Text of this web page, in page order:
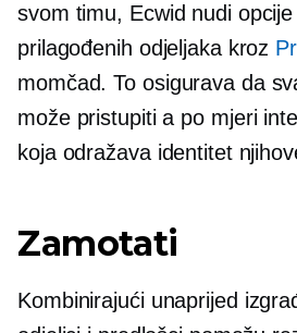
svom timu, Ecwid nudi
prilagođenih odjeljaka kroz
momčad. To osigurava da
može pristupiti a po mjeri
koja odražava identitet
Zamotati
Kombinirajući unaprijed